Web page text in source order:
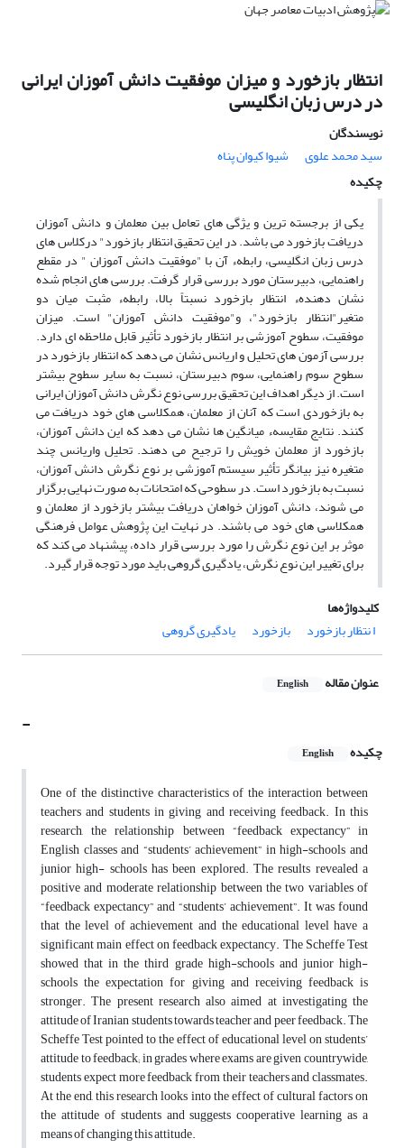
انتظار بازخورد و میزان موفقیت دانش آموزان ایرانی
در درس زبان انگلیسی
نویسندگان
سید محمد علوى
شیوا کیوان پناه
چکیده
یکی از برجسته ترین و یژگی های تعامل بین معلمان و دانش آموزان
دریافت بازخورد می باشد. در این تحقیق انتظار بازخورد" درکلاس های
درس زبان انگلیسی، رابطهء آن با "موفقیت دانش آموزان " در مقطع
راهنمایی، دبیرستان مورد بررسی قرار گرفت. بررسی های انجام شده
نشان دهندهء انتظار بازخورد نسبتاً بالا، رابطهء مثبت میان دو
متغیر"انتظار بازخورد"، و"موفقیت دانش آموزان" است. میزان
موفقیت، سطوح آموزشی بر انتظار بازخورد تأثیر قابل ملاحظه ای دارد.
بررسی آزمون های تحلیل و اریانس نشان می دهد که انتظار بازخورد در
سطوح سوم راهنمایی، سوم دبیرستان، نسبت به سایر سطوح بیشتر
است. از دیگر اهداف این تحقیق بررسی نوع نگرش دانش آموزان ایرانی
به بازخوردی است که آنان از معلمان، همکلاسی های خود دریافت می
کنند. نتایج مقایسهء میانگین ها نشان می دهد که این دانش آموزان،
بازخورد از معلمان خویش را ترجیح می دهند. تحلیل واریانس چند
متغیره نیز بیانگر تأثیر سیستم آموزشی بر نوع نگرش دانش آموزان،
نسبت به بازخورد است. در سطوحی که امتحانات به صورت نهایی برگزار
می شوند، دانش آموزان خواهان دریافت بیشتر بازخورد از معلمان و
همکلاسی های خود می باشند. در نهایت این پژوهش عوامل فرهنگی
موثر بر این نوع نگرش را مورد بررسی قرار داده، پیشنهاد می کند که
برای تغییر این نوع نگرش، یادگیری گروهی باید مورد توجه قرار گیرد.
کلیدواژه‌ها
ا نتظار بازخورد
بازخورد یادگیری گروهی
عنوان مقاله English
-
چکیده English
One of the distinctive characteristics of the interaction between
teachers and students in giving and receiving feedback. In this
research, the relationship between “feedback expectancy” in
English classes and “students’ achievement” in high-schools and
junior high- schools has been explored. The results revealed a
positive and moderate relationship between the two variables of
“feedback expectancy” and “students’ achievement”. It was found
that the level of achievement and the educational level have a
significant main effect on feedback expectancy. The Scheffe Test
showed that in the third grade high-schools and junior high-
schools the expectation for giving and receiving feedback is
stronger. The present research also aimed at investigating the
attitude of Iranian students towards teacher and peer feedback. The
Scheffe Test pointed to the effect of educational level on students’
attitude to feedback; in grades where exams are given countrywide,
students expect more feedback from their teachers and classmates.
At the end, this research looks into the effect of cultural factors on
the attitude of students and suggests cooperative learning as a
means of changing this attitude.